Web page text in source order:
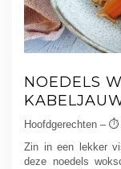
NOEDELS
Hoofdgerechten –
Zin in een lekker
deze noedels